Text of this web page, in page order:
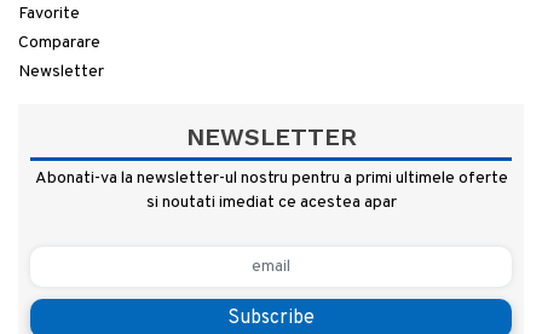
Favorite
Comparare
Newsletter
NEWSLETTER
Abonati-va la newsletter-ul nostru pentru a primi ultimele oferte
si noutati imediat ce acestea apar
Subscribe